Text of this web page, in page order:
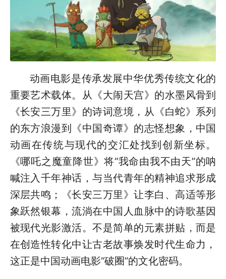
动画电影是传承发展中华优秀传统文化的
重要艺术载体。从《大闹天宫》的水墨风骨到
《长安三万里》的诗词意境，从《白蛇》系列
的东方浪漫到《中国奇谭》的志怪想象，中国
动画在传统与现代的交汇处找到创新坐标。
《哪吒之魔童降世》将“我命由我不由天”的呐
喊注入千年神话，与当代青年的精神追求形成
深层共鸣；《长安三万里》让李白、高适等形
象跃然银幕，流淌在中国人血脉中的诗歌基因
被现代光影激活。不是简单的元素拼贴，而是
在创造性转化中让古老故事焕发时代生命力，
这正是中国动画电影“破圈”的文化密码。